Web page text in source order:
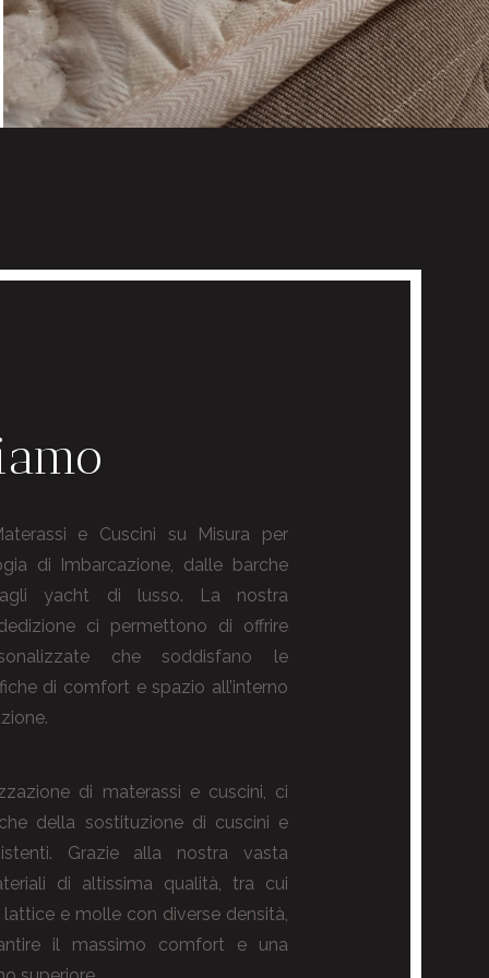
e Cuscini su Misura per
di Imbarcazione, dalle barche
yacht di lusso. La nostra
ci permettono di offrire
che soddisfano le
di comfort e spazio all’interno
di materassi e cuscini, ci
della sostituzione di cuscini e
Grazie alla nostra vasta
di altissima qualità, tra cui
e molle con diverse densità,
il massimo comfort e una